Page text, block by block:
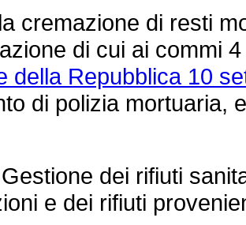
di resti
di cui ai commi
della Repubblica 10
di polizia mortuaria,
Gestione dei rifiuti
e dei rifiuti